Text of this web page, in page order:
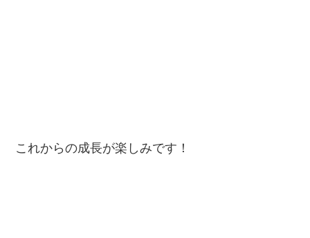
これからの成長が楽しみです！